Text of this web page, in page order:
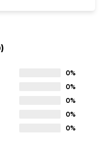
0%
0%
0%
0%
0%